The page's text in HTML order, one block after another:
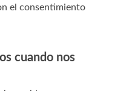
el consentimiento
cuando nos